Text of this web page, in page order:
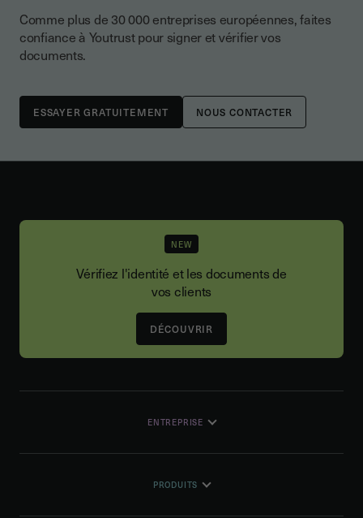
Comme plus de 30 000 entreprises européennes, faites
confiance à Youtrust pour signer et vérifier vos
documents.
NOUS CONTACTER
NEW
Vérifiez l'identité et les documents de
vos clients
DÉCOUVRIR
ENTREPRISE
PRODUITS